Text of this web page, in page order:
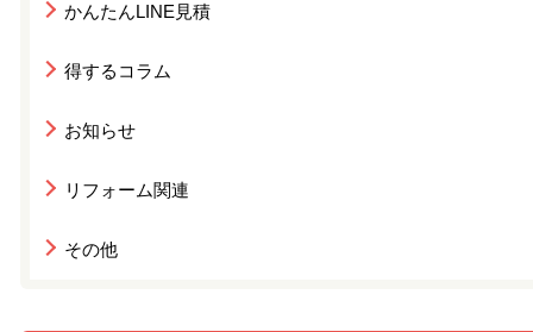
かんたんLINE見積
得するコラム
お知らせ
リフォーム関連
その他